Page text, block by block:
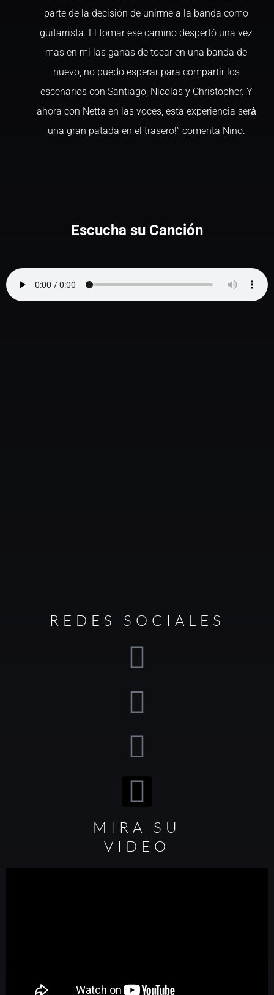
parte de la decisión de unirme a la banda como
guitarrista. El tomar ese camino despertó una vez
mas en mi las ganas de tocar en una banda de
nuevo, no puedo esperar para compartir los
escenarios con Santiago, Nicolas y Christopher. Y
ahora con Netta en las voces, esta experiencia será́
una gran patada en el trasero!” comenta Nino.
Escucha su Canción
REDES SOCIALES
MIRA SU
VIDEO